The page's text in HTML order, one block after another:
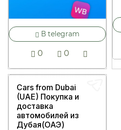
В telegram
0 0
Cars from Dubai
(UAE) Покупка и
доставка
автомобилей из
Дубая(ОАЭ)